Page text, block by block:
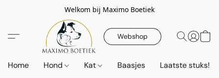
Welkom bij Maximo Boetiek
Webshop
Home Hond Kat Baasjes Laatste stuks!